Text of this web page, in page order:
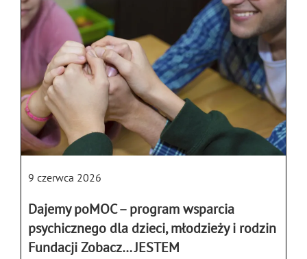
9 czerwca 2026
Dajemy poMOC – program wsparcia
psychicznego dla dzieci, młodzieży i rodzin
Fundacji Zobacz… JESTEM